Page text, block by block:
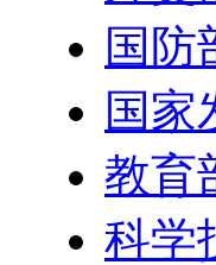
国防
国家
教育
科学